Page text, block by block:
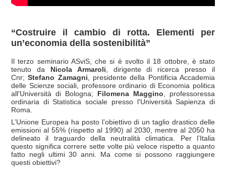
“Costruire il cambio di rotta. Elementi per
un’economia della sostenibilità”
Il terzo seminario ASviS, che si è svolto il 18 ottobre, è stato
tenuto da Nicola Armaroli, dirigente di ricerca presso il
Cnr;Stefano Zamagni, presidente della Pontificia Accademia
delle Scienze sociali, professore ordinario di Economia politica
all'Università di Bologna; Filomena Maggino, professoressa
ordinaria di Statistica sociale presso l'Università Sapienza di
Roma.
L’Unione Europea ha posto l’obiettivo di un taglio drastico delle
emissioni al 55% (rispetto al 1990) al 2030, mentre al 2050 ha
delineato il traguardo della neutralità climatica. Per l’Italia
questo significa correre sette volte più veloce rispetto a quanto
fatto negli ultimi 30 anni. Ma come si possono raggiungere
questi obiettivi?